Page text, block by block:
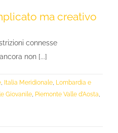
ma creativo
connesse
non [...]
, Italia Meridionale, Lombardia e
Giovanile, Piemonte Valle d'Aosta,